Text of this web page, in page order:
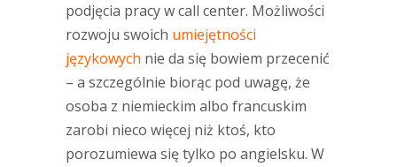
podjęcia pracy w call center. Możliwości
rozwoju swoich umiejętności
językowych nie da się bowiem przecenić
– a szczególnie biorąc pod uwagę, że
osoba z niemieckim albo francuskim
zarobi nieco więcej niż ktoś, kto
porozumiewa się tylko po angielsku. W